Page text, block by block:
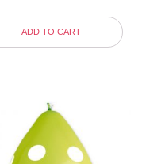
ADD TO CART